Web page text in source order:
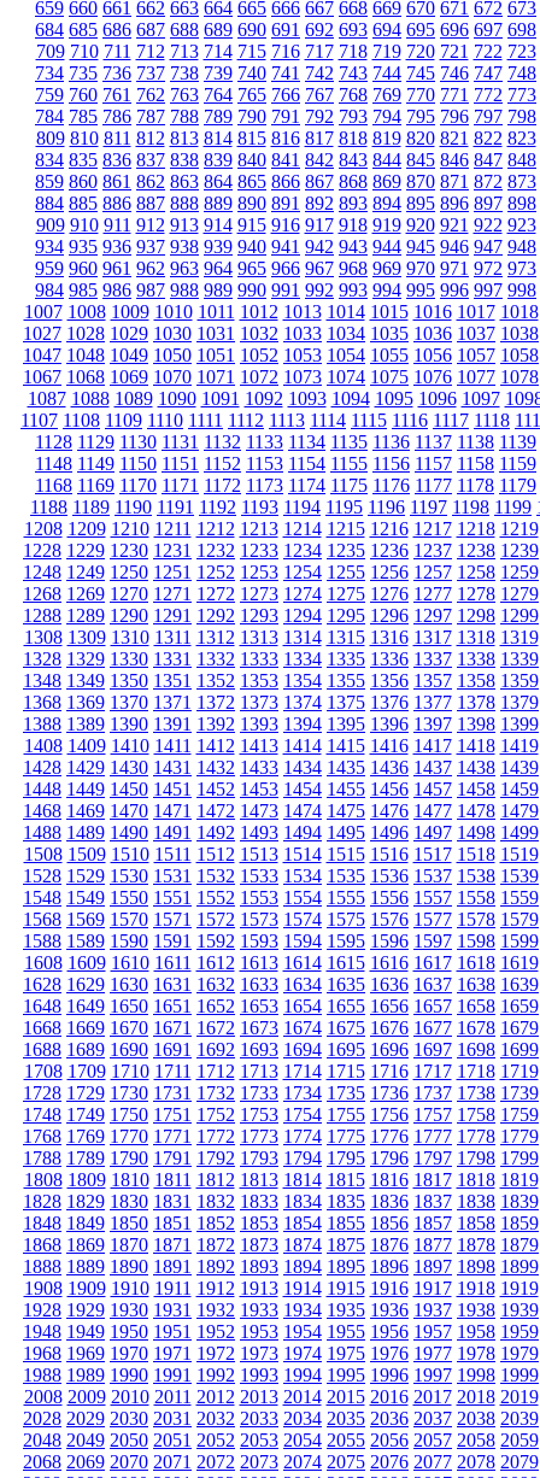
659 660 661 662 663 664 665 666 667 668 669 670 671 672 673
684 685 686 687 688 689 690 691 692 693 694 695 696 697 698
709 710 711 712 713 714 715 716 717 718 719 720 721 722 723
734 735 736 737 738 739 740 741 742 743 744 745 746 747 748
759 760 761 762 763 764 765 766 767 768 769 770 771 772 773
784 785 786 787 788 789 790 791 792 793 794 795 796 797 798
809 810 811 812 813 814 815 816 817 818 819 820 821 822 823
834 835 836 837 838 839 840 841 842 843 844 845 846 847 848
859 860 861 862 863 864 865 866 867 868 869 870 871 872 873
884 885 886 887 888 889 890 891 892 893 894 895 896 897 898
909 910 911 912 913 914 915 916 917 918 919 920 921 922 923
934 935 936 937 938 939 940 941 942 943 944 945 946 947 948
959 960 961 962 963 964 965 966 967 968 969 970 971 972 973
984 985 986 987 988 989 990 991 992 993 994 995 996 997 998
1007 1008 1009 1010 1011 1012 1013 1014 1015 1016 1017 1018
1027 1028 1029 1030 1031 1032 1033 1034 1035 1036 1037 1038
1047 1048 1049 1050 1051 1052 1053 1054 1055 1056 1057 1058
1067 1068 1069 1070 1071 1072 1073 1074 1075 1076 1077 1078
1087 1088 1089 1090 1091 1092 1093 1094 1095 1096 1097
1107 1108 1109 1110 1111 1112 1113 1114 1115 1116 1117 1118
1128 1129 1130 1131 1132 1133 1134 1135 1136 1137 1138 1139
1148 1149 1150 1151 1152 1153 1154 1155 1156 1157 1158 1159
1168 1169 1170 1171 1172 1173 1174 1175 1176 1177 1178 1179
1188 1189 1190 1191 1192 1193 1194 1195 1196 1197 1198 1199
1208 1209 1210 1211 1212 1213 1214 1215 1216 1217 1218 1219
1228 1229 1230 1231 1232 1233 1234 1235 1236 1237 1238 1239
1248 1249 1250 1251 1252 1253 1254 1255 1256 1257 1258 1259
1268 1269 1270 1271 1272 1273 1274 1275 1276 1277 1278 1279
1288 1289 1290 1291 1292 1293 1294 1295 1296 1297 1298 1299
1308 1309 1310 1311 1312 1313 1314 1315 1316 1317 1318 1319
1328 1329 1330 1331 1332 1333 1334 1335 1336 1337 1338 1339
1348 1349 1350 1351 1352 1353 1354 1355 1356 1357 1358 1359
1368 1369 1370 1371 1372 1373 1374 1375 1376 1377 1378 1379
1388 1389 1390 1391 1392 1393 1394 1395 1396 1397 1398 1399
1408 1409 1410 1411 1412 1413 1414 1415 1416 1417 1418 1419
1428 1429 1430 1431 1432 1433 1434 1435 1436 1437 1438 1439
1448 1449 1450 1451 1452 1453 1454 1455 1456 1457 1458 1459
1468 1469 1470 1471 1472 1473 1474 1475 1476 1477 1478 1479
1488 1489 1490 1491 1492 1493 1494 1495 1496 1497 1498 1499
1508 1509 1510 1511 1512 1513 1514 1515 1516 1517 1518 1519
1528 1529 1530 1531 1532 1533 1534 1535 1536 1537 1538 1539
1548 1549 1550 1551 1552 1553 1554 1555 1556 1557 1558 1559
1568 1569 1570 1571 1572 1573 1574 1575 1576 1577 1578 1579
1588 1589 1590 1591 1592 1593 1594 1595 1596 1597 1598 1599
1608 1609 1610 1611 1612 1613 1614 1615 1616 1617 1618 1619
1628 1629 1630 1631 1632 1633 1634 1635 1636 1637 1638 1639
1648 1649 1650 1651 1652 1653 1654 1655 1656 1657 1658 1659
1668 1669 1670 1671 1672 1673 1674 1675 1676 1677 1678 1679
1688 1689 1690 1691 1692 1693 1694 1695 1696 1697 1698 1699
1708 1709 1710 1711 1712 1713 1714 1715 1716 1717 1718 1719
1728 1729 1730 1731 1732 1733 1734 1735 1736 1737 1738 1739
1748 1749 1750 1751 1752 1753 1754 1755 1756 1757 1758 1759
1768 1769 1770 1771 1772 1773 1774 1775 1776 1777 1778 1779
1788 1789 1790 1791 1792 1793 1794 1795 1796 1797 1798 1799
1808 1809 1810 1811 1812 1813 1814 1815 1816 1817 1818 1819
1828 1829 1830 1831 1832 1833 1834 1835 1836 1837 1838 1839
1848 1849 1850 1851 1852 1853 1854 1855 1856 1857 1858 1859
1868 1869 1870 1871 1872 1873 1874 1875 1876 1877 1878 1879
1888 1889 1890 1891 1892 1893 1894 1895 1896 1897 1898 1899
1908 1909 1910 1911 1912 1913 1914 1915 1916 1917 1918 1919
1928 1929 1930 1931 1932 1933 1934 1935 1936 1937 1938 1939
1948 1949 1950 1951 1952 1953 1954 1955 1956 1957 1958 1959
1968 1969 1970 1971 1972 1973 1974 1975 1976 1977 1978 1979
1988 1989 1990 1991 1992 1993 1994 1995 1996 1997 1998 1999
2008 2009 2010 2011 2012 2013 2014 2015 2016 2017 2018 2019
2028 2029 2030 2031 2032 2033 2034 2035 2036 2037 2038 2039
2048 2049 2050 2051 2052 2053 2054 2055 2056 2057 2058 2059
2068 2069 2070 2071 2072 2073 2074 2075 2076 2077 2078 2079